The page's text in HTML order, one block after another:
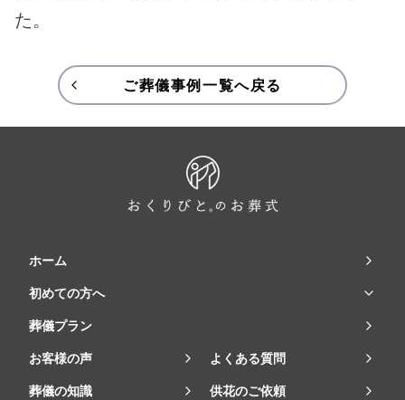
た。
ご葬儀事例一覧へ戻る
ホーム
初めての方へ
葬儀プラン
お客様の声 よくある質問
葬儀の知識 供花のご依頼